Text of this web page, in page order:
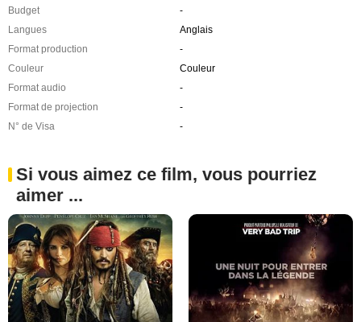
Budget
-
Langues
Anglais
Format production
-
Couleur
Couleur
Format audio
-
Format de projection
-
N° de Visa
-
Si vous aimez ce film, vous pourriez
aimer ...